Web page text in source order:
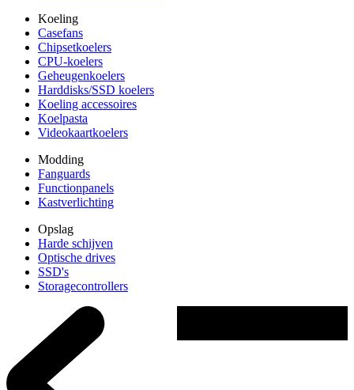
Koeling
Casefans
Chipsetkoelers
CPU-koelers
Geheugenkoelers
Harddisks/SSD koelers
Koeling accessoires
Koelpasta
Videokaartkoelers
Modding
Fanguards
Functionpanels
Kastverlichting
Opslag
Harde schijven
Optische drives
SSD's
Storagecontrollers